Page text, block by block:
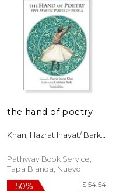
the hand of poetry
Khan, Hazrat Inayat/ Barks,
Pathway Book Service,
Tapa Blanda, Nuevo